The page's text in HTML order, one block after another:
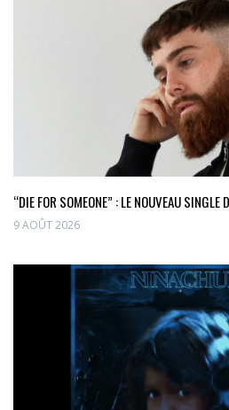
“DIE FOR SOMEONE” : LE NOUVEAU SINGLE
9 AOÛT 2026